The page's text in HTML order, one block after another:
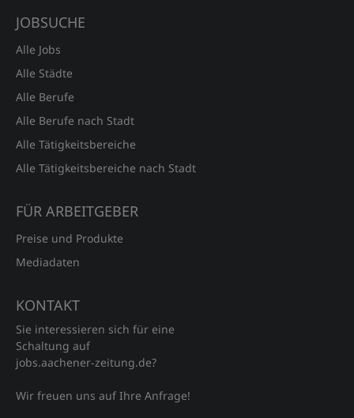
JOBSUCHE
Alle Jobs
Alle Städte
Alle Berufe
Alle Berufe nach Stadt
Alle Tätigkeitsbereiche
Alle Tätigkeitsbereiche nach Stadt
FÜR ARBEITGEBER
Preise und Produkte
Mediadaten
KONTAKT
Sie interessieren sich für eine
Schaltung auf
jobs.aachener‑zeitung.de?
Wir freuen uns auf Ihre Anfrage!